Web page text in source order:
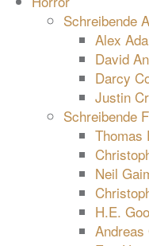
Schreibende
Alex
David
Darcy
Justin
Schreibende
Thomas
Neil
H.E.
Andreas